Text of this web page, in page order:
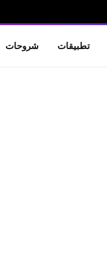
تطبيقات شروحات